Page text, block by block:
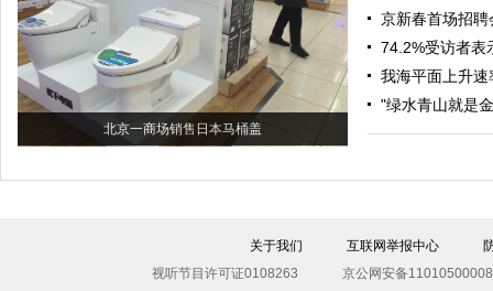
北京一商场销售日本马桶盖
京新春首场招
74.2%受访者表
我海平面上升
"绿水青山就是
关于我们 互联网举报中心
视听节目许可证0108263
京公网安备